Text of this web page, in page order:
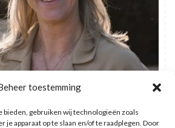
toestemming
bieden, gebruiken wij technologieën zoals
je apparaat op te slaan en/of te raadplegen. Door